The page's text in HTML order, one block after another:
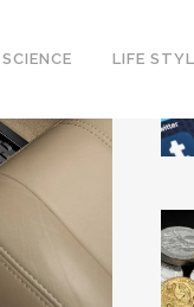
LIFE